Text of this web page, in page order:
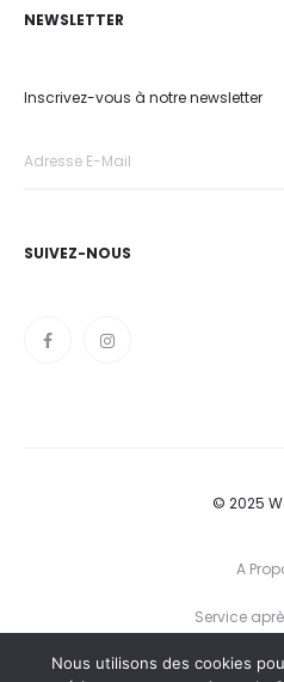
NEWSLETTER
Inscrivez-vous à notre newsletter
SUIVEZ-NOUS
© 2025
A
Service
Conditions
Nous utilisons des cookies